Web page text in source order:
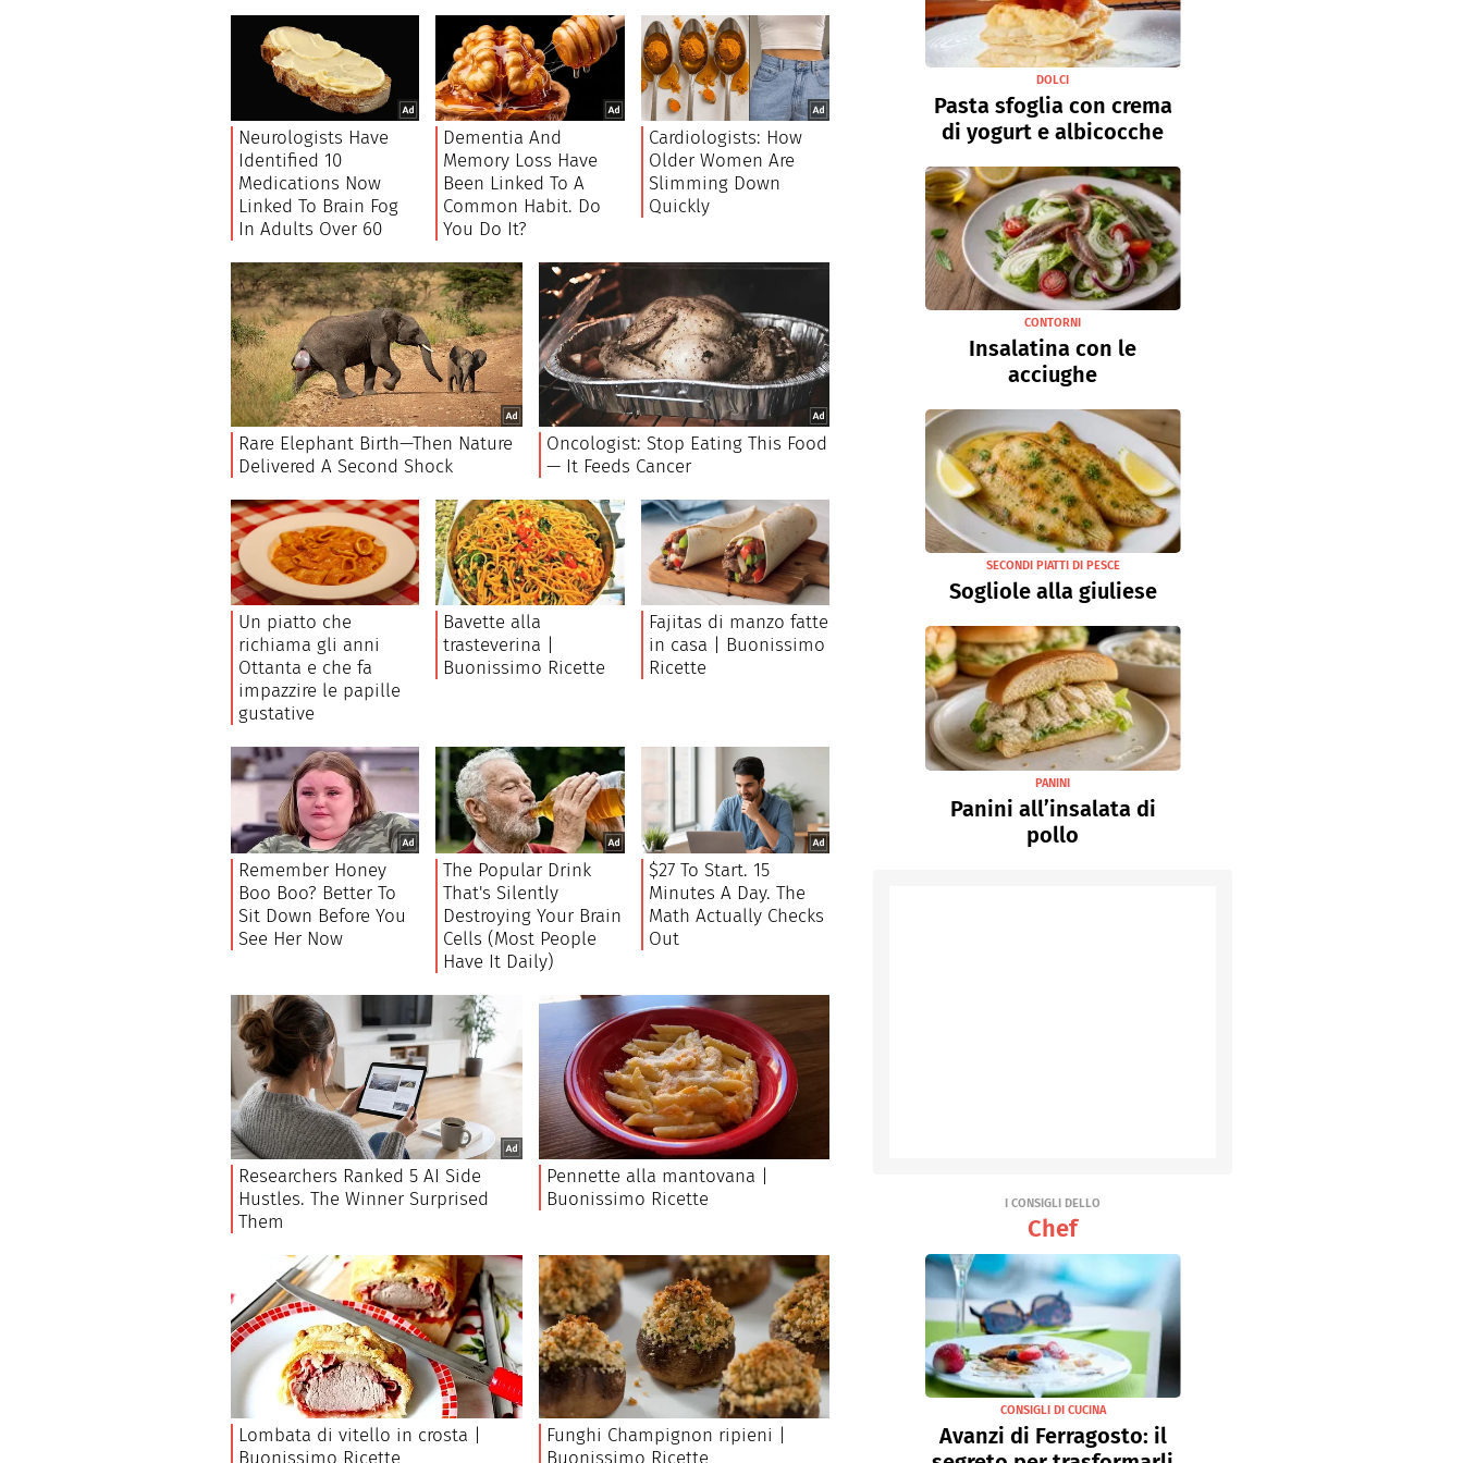
DOLCI
Pasta sfoglia con crema
di yogurt e albicocche
CONTORNI
Insalatina con le
acciughe
SECONDI PIATTI DI PESCE
Sogliole alla giuliese
PANINI
Panini all’insalata di
pollo
I CONSIGLI DELLO
Chef
CONSIGLI DI CUCINA
Avanzi di Ferragosto: il